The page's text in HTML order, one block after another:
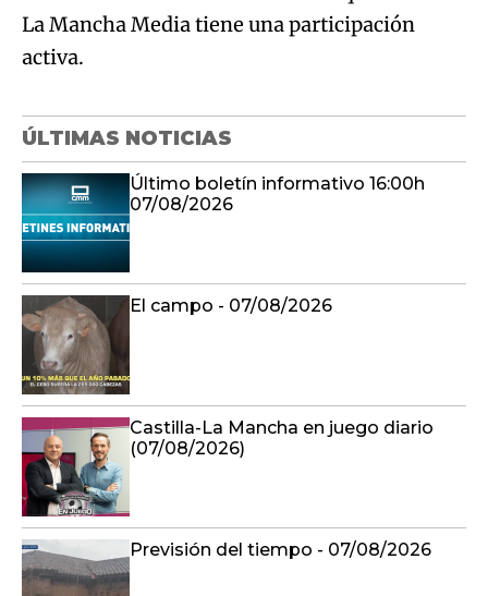
La Mancha Media tiene una participación
activa.
ÚLTIMAS NOTICIAS
Último boletín informativo 16:00h
07/08/2026
El campo - 07/08/2026
Castilla-La Mancha en juego diario
(07/08/2026)
Previsión del tiempo - 07/08/2026